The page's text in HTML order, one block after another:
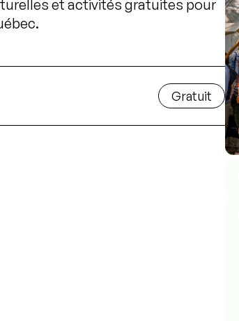
et activités gratuites pour
Gratuit